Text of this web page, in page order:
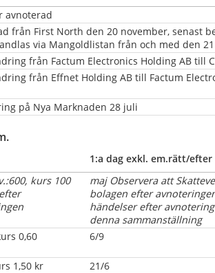
avnoterad
från First North den 20 november, senast
via Mangoldlistan från och med den
från Factum Electronics Holding AB till
från Effnet Holding AB till Factum
på Nya Marknaden 28 juli
1:a dag exkl. em.rätt/
kurs 100
maj Observera att
bolagen efter
händelser efter
denna sammanställning
0,60
6/9
1,50 kr
21/6